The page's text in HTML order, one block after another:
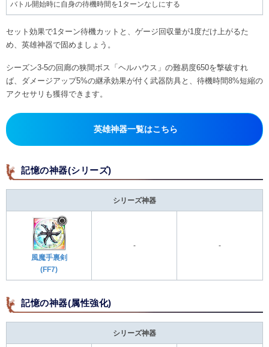
バトル開始時に自身の待機時間を1ターンなしにする
セット効果で1ターン待機カットと、ゲージ回収量が1度だけ上がるた
め、英雄神器で固めましょう。
シーズン3-5の回廊の狭間ボス「ヘルハウス」の難易度650を撃破すれ
ば、ダメージアップ5%の継承効果が付く武器防具と、待機時間8%短縮の
アクセサリも獲得できます。
英雄神器一覧はこちら
記憶の神器(シリーズ)
シリーズ神器
風魔手裏剣
(FF7)
- -
記憶の神器(属性強化)
シリーズ神器